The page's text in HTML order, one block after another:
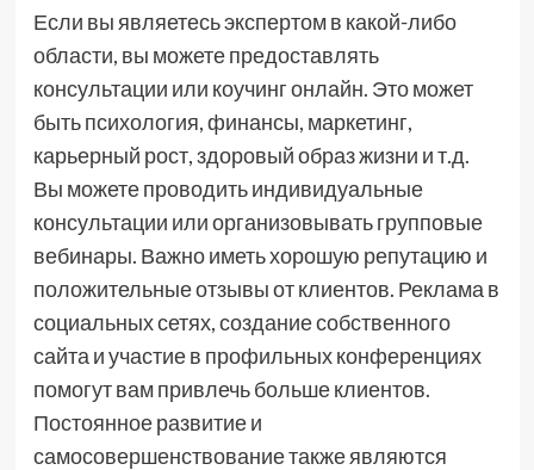
Если вы являетесь экспертом в какой-либо
области, вы можете предоставлять
консультации или коучинг онлайн. Это может
быть психология, финансы, маркетинг,
карьерный рост, здоровый образ жизни и т.д.
Вы можете проводить индивидуальные
консультации или организовывать групповые
вебинары. Важно иметь хорошую репутацию и
положительные отзывы от клиентов. Реклама в
социальных сетях, создание собственного
сайта и участие в профильных конференциях
помогут вам привлечь больше клиентов.
Постоянное развитие и
самосовершенствование также являются